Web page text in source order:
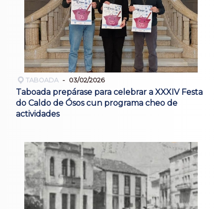
TABOADA 03/02/2026
Taboada prepárase para celebrar a XXXIV Festa
do Caldo de Ósos cun programa cheo de
actividades